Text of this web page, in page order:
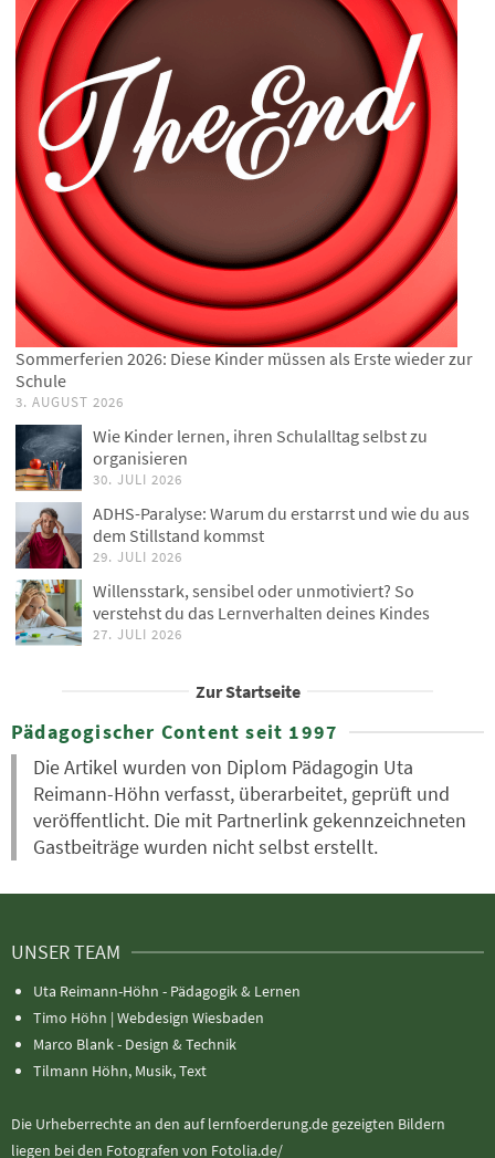
Sommerferien 2026: Diese Kinder müssen als Erste wieder zur
Schule
3. AUGUST 2026
Wie Kinder lernen, ihren Schulalltag selbst zu
organisieren
30. JULI 2026
ADHS-Paralyse: Warum du erstarrst und wie du aus
dem Stillstand kommst
29. JULI 2026
Willensstark, sensibel oder unmotiviert? So
verstehst du das Lernverhalten deines Kindes
27. JULI 2026
Zur Startseite
Pädagogischer Content seit 1997
Die Artikel wurden von Diplom Pädagogin Uta
Reimann-Höhn verfasst, überarbeitet, geprüft und
veröffentlicht. Die mit Partnerlink gekennzeichneten
Gastbeiträge wurden nicht selbst erstellt.
UNSER TEAM
Uta Reimann-Höhn - Pädagogik & Lernen
Timo Höhn | Webdesign Wiesbaden
Marco Blank - Design & Technik
Tilmann Höhn, Musik, Text
Die Urheberrechte an den auf lernfoerderung.de gezeigten Bildern
liegen bei den Fotografen von Fotolia.de/